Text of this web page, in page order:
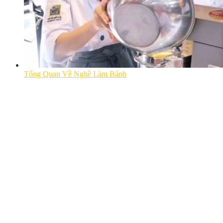
Tổng Quan Về Nghề Làm Bánh